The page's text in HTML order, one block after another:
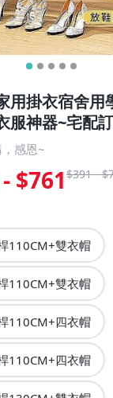
用掛衣宿舍用
服神器~宅配
感恩~
$761 $391 -
110CM+雙衣帽
110CM+雙衣帽
110CM+四衣帽
110CM+四衣帽